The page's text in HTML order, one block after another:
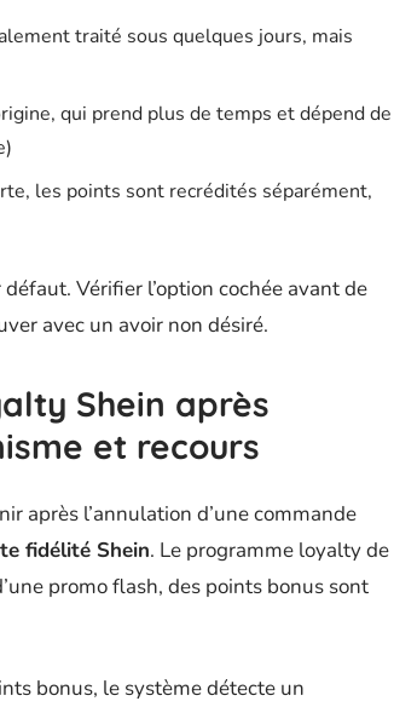
traité sous quelques jours, mais
qui prend plus de temps et dépend de
les points sont recrédités séparément,
Vérifier l’option cochée avant de
avec un avoir non désiré.
Shein après
et recours
après l’annulation d’une commande
fidélité Shein. Le programme loyalty de
promo flash, des points bonus sont
bonus, le système détecte un